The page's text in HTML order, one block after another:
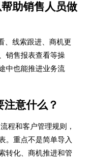
助销售人员做
、线索跟进、商机更
销售报表查看等操
中也能推进业务流
意什么？
程和客户管理规则，
。重点不是简单导入
转化、商机推进和管